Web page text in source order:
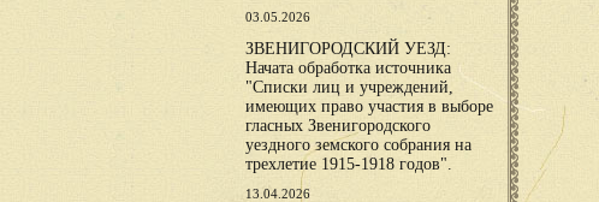
03.05.2026
ЗВЕНИГОРОДСКИЙ УЕЗД:
Начата обработка источника
"Списки лиц и учреждений,
имеющих право участия в выборе
гласных Звенигородского
уездного земского собрания на
трехлетие 1915-1918 годов".
13.04.2026